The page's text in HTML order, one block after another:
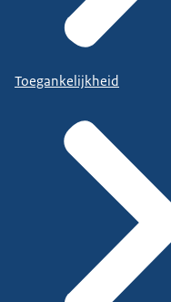
Toegankelijkheid